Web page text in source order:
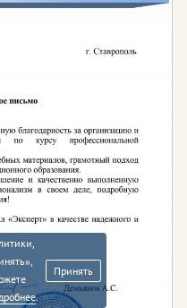
организаций
до 100 000 тысяч
рублей
.
Принять